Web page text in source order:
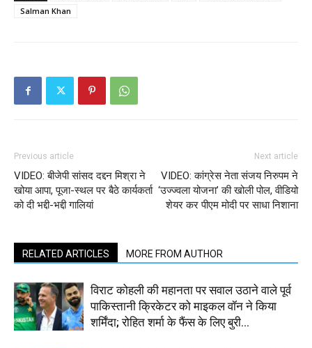
Salman Khan
Previous article
VIDEO: बीजेपी सांसद दद्दन मिश्रा ने
खोया आपा, पूजा-स्थल पर बैठे कार्यकर्ता
को दी भद्दी-भद्दी गालियां
Next article
VIDEO: कांग्रेस नेता संजय निरुपम ने
‘उज्ज्वला योजना’ की खोली पोल, वीडियो
शेयर कर पीएम मोदी पर साधा निशाना
RELATED ARTICLES MORE FROM AUTHOR
विराट कोहली की महानता पर सवाल उठाने वाले पूर्व
पाकिस्तानी क्रिकेटर को माइकल वॉन ने किया
शर्मिंदा; रोहित शर्मा के फैंस के लिए बुरी...